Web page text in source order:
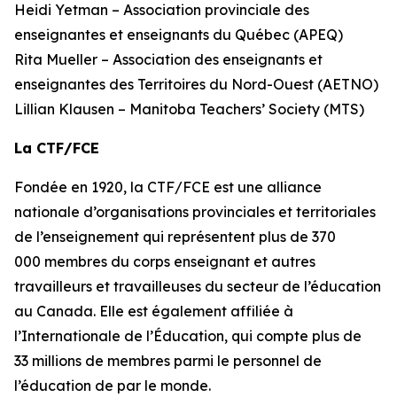
Heidi Yetman – Association provinciale des
enseignantes et enseignants du Québec (APEQ)
Rita Mueller – Association des enseignants et
enseignantes des Territoires du Nord-Ouest (AETNO)
Lillian Klausen – Manitoba Teachers’ Society (MTS)
La CTF/FCE
Fondée en 1920, la CTF/FCE est une alliance
nationale d’organisations provinciales et territoriales
de l’enseignement qui représentent plus de 370
000 membres du corps enseignant et autres
travailleurs et travailleuses du secteur de l’éducation
au Canada. Elle est également affiliée à
l’Internationale de l’Éducation, qui compte plus de
33 millions de membres parmi le personnel de
l’éducation de par le monde.